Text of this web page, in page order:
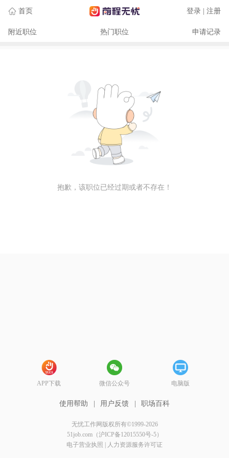
首页 登录 | 注册
附近职位 热门职位 申请记录
抱歉，该职位已经过期或者不存在！
APP下载 微信公众号 电脑版
使用帮助 用户反馈 职场百科
无忧工作网版权所有©1999-2026
51job.com（沪ICP备12015550号-5）
电子营业执照
人力资源服务许可证